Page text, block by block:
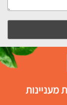
מעניינות